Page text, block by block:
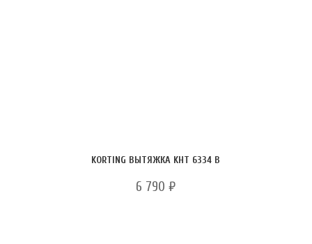
KORTING ВЫТЯЖКА KHT 6334 B
6 790₽